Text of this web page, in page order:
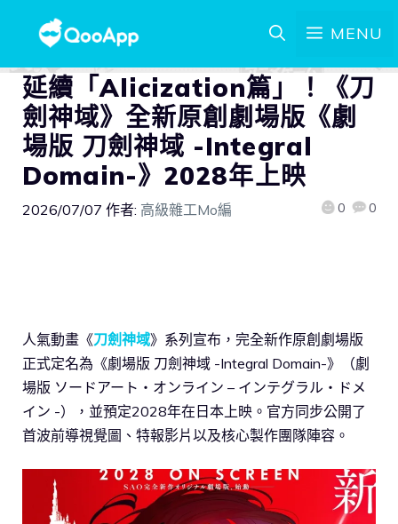
MENU
延續「Alicization篇」！《刀
劍神域》全新原創劇場版《劇
場版 刀劍神域 -Integral
Domain-》2028年上映
2026/07/07 作者: 高級雜工Mo編 0 0
人氣動畫《刀劍神域》系列宣布，完全新作原創劇場版
正式定名為《劇場版 刀劍神域 -Integral Domain-》（劇
場版 ソードアート・オンライン – インテグラル・ドメ
イン -），並預定2028年在日本上映。官方同步公開了
首波前導視覺圖、特報影片以及核心製作團隊陣容。